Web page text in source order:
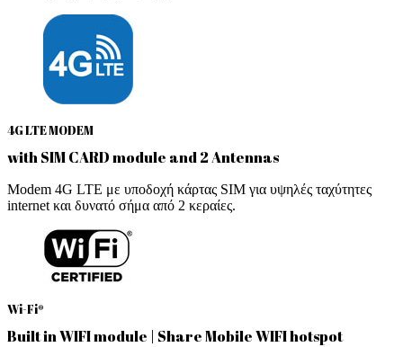
4G LTE MODEM
with SIM CARD module and 2 Antennas
Modem 4G LTE με υποδοχή κάρτας SIM για υψηλές ταχύτητες
internet και δυνατό σήμα από 2 κεραίες.
Wi-Fi®
Built in WIFI module | Share Mobile WIFI hotspot